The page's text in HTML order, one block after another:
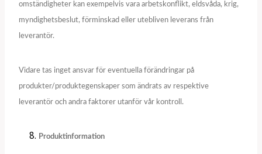
omständigheter kan exempelvis vara arbetskonflikt, eldsvåda, krig,
myndighetsbeslut, förminskad eller utebliven leverans från
leverantör.
Vidare tas inget ansvar för eventuella förändringar på
produkter/produktegenskaper som ändrats av respektive
leverantör och andra faktorer utanför vår kontroll.
Produktinformation